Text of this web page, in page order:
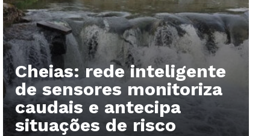
Cheias: rede inteligente
de sensores monitoriza
caudais e antecipa
situações de risco